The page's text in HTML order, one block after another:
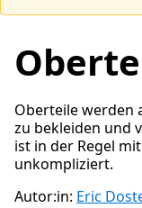
Oberteile werden
zu bekleiden und
ist in der Regel
unkompliziert.
Autor:in: Eric